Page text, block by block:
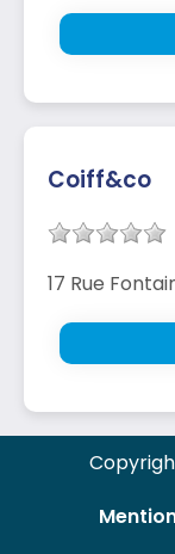
Coiff&co
17 Rue